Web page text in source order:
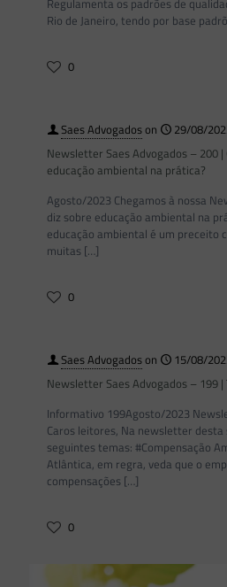
Regulamenta os padrões de
Rio de Janeiro, tendo por base
0
Saes Advogadoson
29/08/
Newsletter Saes Advogados – 200 |
educação ambiental na prática?
Agosto/2023 Chegamos à nossa
diz sobre educação ambiental na
educação ambiental é um preceito
muitas […]
0
Saes Advogadoson
15/08/
Newsletter Saes Advogados – 199 |
Informativo 199Agosto/2023
Caros leitores, Na newsletter
seguintes temas: #Compensação
Atlântica, em regra, veda que o
compensações […]
0